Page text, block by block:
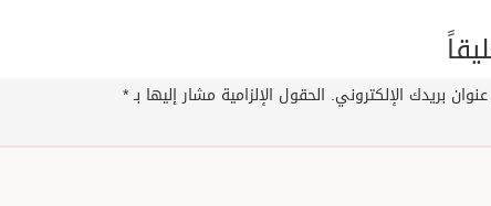
بريدك الإلكتروني. الحقول الإلزامية مشار إليها بـ*